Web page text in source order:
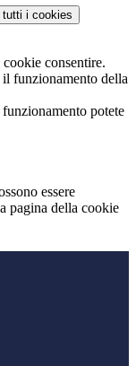
i cookies
consentire.
funzionamento della
potete
essere
pagina della cookie